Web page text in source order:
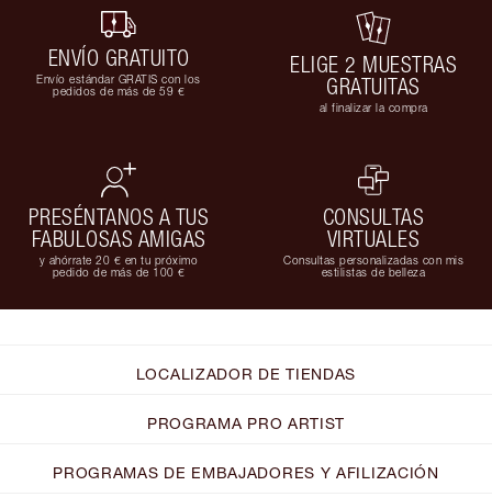
ENVÍO GRATUITO
Envío estándar GRATIS con los
pedidos de más de 59 €
ELIGE 2 MUESTRAS
GRATUITAS
al finalizar la compra
PRESÉNTANOS A TUS
FABULOSAS AMIGAS
y ahórrate 20 € en tu próximo
pedido de más de 100 €
CONSULTAS
VIRTUALES
Consultas personalizadas con mis
estilistas de belleza
LOCALIZADOR DE TIENDAS
PROGRAMA PRO ARTIST
PROGRAMAS DE EMBAJADORES Y AFILIZACIÓN